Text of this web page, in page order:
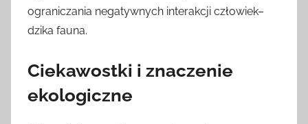
ograniczania negatywnych interakcji człowiek–
dzika fauna.
Ciekawostki i znaczenie
ekologiczne